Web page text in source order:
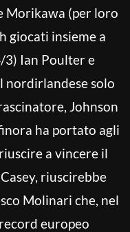
Morikawa (per loro
giocati insieme a
3) Ian Poulter e
nordirlandese solo
Johnson
ha portato agli
a vincere il
riuscirebbe
Molinari che, nel
europeo